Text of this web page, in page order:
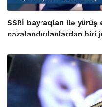
SSRİ bayraqları ilə yürüş
cəzalandırılanlardan biri